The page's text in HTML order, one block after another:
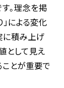
。理念を掲
による変化
に積み上げ
として見え
ことが重要で